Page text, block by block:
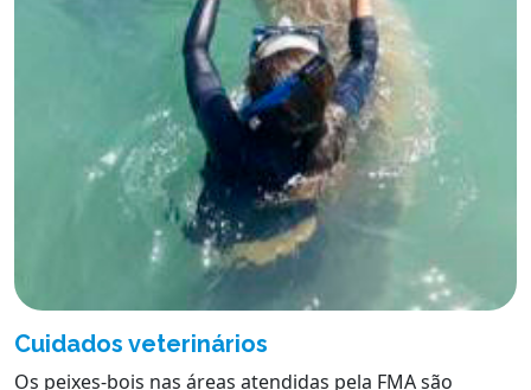
Cuidados veterinários
Os peixes-bois nas áreas atendidas pela FMA são